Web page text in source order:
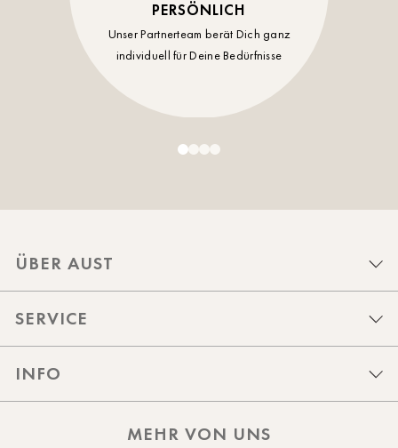
PERSÖNLICH
Unser Partnerteam berät Dich ganz
individuell für Deine Bedürfnisse
ÜBER AUST
SERVICE
INFO
MEHR VON UNS